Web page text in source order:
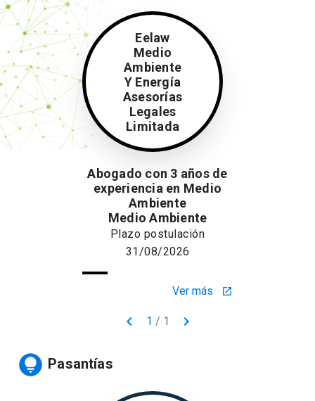
Eelaw
Medio
Ambiente
Y Energía
Asesorías
Legales
Limitada
Abogado con 3 años de
experiencia en Medio
Ambiente
Medio Ambiente
Plazo postulación
31/08/2026
Ver más launch
keyboard_arrow_left 1 / 1 keyboard_arrow_right
lightbulb_circle Pasantías